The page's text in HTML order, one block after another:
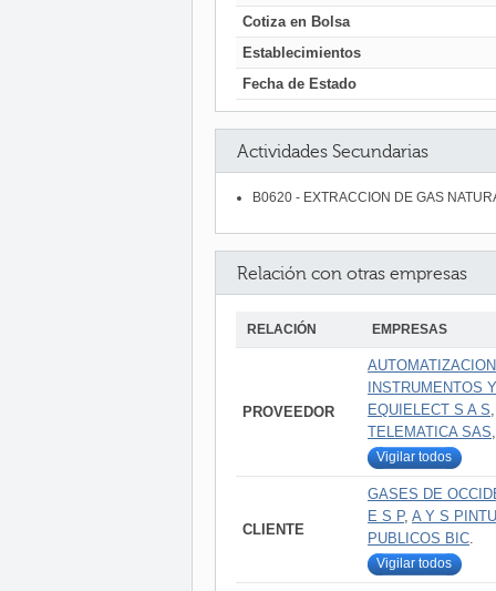
Cotiza en Bolsa
Establecimientos
Fecha de Estado
Actividades Secundarias
B0620 - EXTRACCION DE GAS
Relación con otras empresas
RELACIÓN EMPRESAS
PROVEEDOR
INSTRUMENTOS
EQUIELECT S A S
TELEMATICA SAS
Vigilar todos
CLIENTE
GASES DE
E S P, A Y S
PUBLICOS BIC.
Vigilar todos